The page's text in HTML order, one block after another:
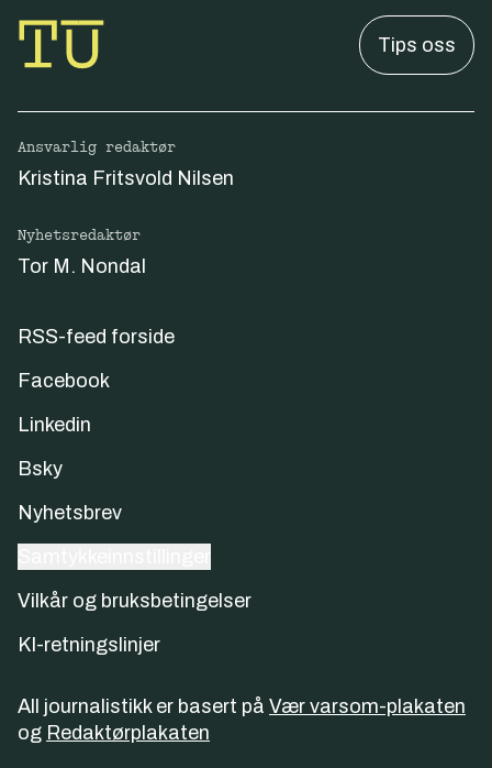
Tips oss
Ansvarlig redaktør
Kristina Fritsvold Nilsen
Nyhetsredaktør
Tor M. Nondal
RSS-feed forside
Facebook
Linkedin
Bsky
Nyhetsbrev
Vilkår og bruksbetingelser
KI-retningslinjer
All journalistikk er basert på Vær varsom-plakaten
og Redaktørplakaten